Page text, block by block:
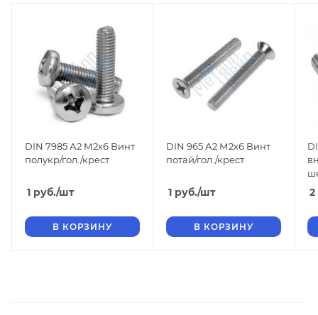
DIN 7985 А2 М2х6 Винт
полукр/гол./крест
1 руб./шт
В КОРЗИНУ
DIN 965 А2 М2х6 Винт
потай/гол./крест
1 руб./шт
В КОРЗИНУ
2